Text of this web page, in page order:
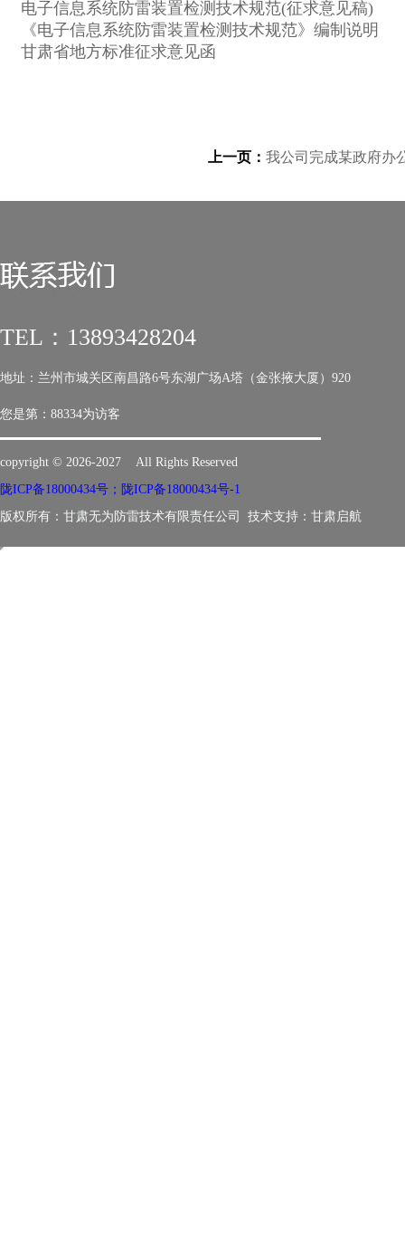
电子信息系统防雷装置检测技术规范(征求意见稿)
《电子信息系统防雷装置检测技术规范》编制说明
甘肃省地方标准征求意见函
上一页： 我公司完成某政府办
TEL：13893428204
地址：兰州市城关区南昌路6号东湖广场A塔（金张掖大厦）920
您是第： 88334为访客
copyright © 2026-2027 All Rights Reserved
陇ICP备18000434号；陇ICP备18000434号-1
版权所有：甘肃无为防雷技术有限责任公司 技术支持： 甘肃启航